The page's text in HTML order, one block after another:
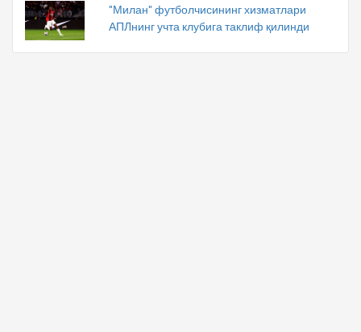
"Милан" футболчисининг хизматлари
АПЛнинг учта клубига таклиф қилинди